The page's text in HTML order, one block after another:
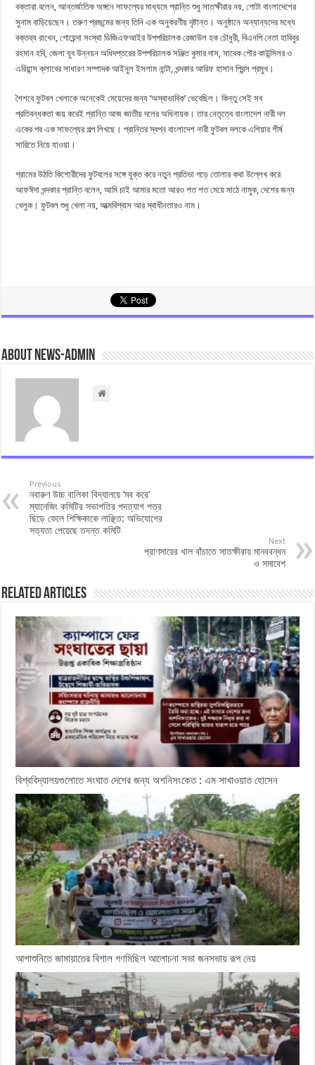
বক্তারা বলেন, আন্তর্জাতিক অঙ্গনে সাফল্যের মাধ্যমে প্রান্তি শুধু সাতক্ষীরার নয়, গোটা বাংলাদেশের
সুনাম বাড়িয়েছেন। তরুণ প্রজন্মের জন্য তিনি এক অনুকরণীয় দৃষ্টান্ত। অনুষ্ঠানে অন্যান্যদের মধ্যে
বক্তব্য রাখেন, গোয়েন্দা সংস্থা ডিজিএফআইর উপপরিচালক রেজাউল হক চৌধুরী, বিএনপি নেতা হাবিবুর
রহমান হবি, জেলা যুব উন্নয়ন অধিদপ্তরের উপপরিচালক সঞ্জিত কুমার দাস, সাবেক পৌর কাউন্সিলর ও
এরিয়ান্স ক্লাবের সাধারণ সম্পাদক আইনুল ইসলাম নান্টা, খন্দকার আরিফ হাসান প্রিন্স প্রমুখ।
শৈশবে ফুটবল খেলাকে অনেকেই মেয়েদের জন্য ‘অস্বাভাবিক’ ভেবেছিল। কিন্তু সেই সব
প্রতিবন্ধকতা জয় করেই প্রান্তি আজ জাতীয় দলের অধিনায়ক। তার নেতৃত্বে বাংলাদেশ নারী দল
একের পর এক সাফল্যের গল্প লিখছে। প্রান্তির স্বপ্ন বাংলাদেশ নারী ফুটবল দলকে এশিয়ার শীর্ষ
সারিতে নিয়ে যাওয়া।
গ্রামের উঠতি কিশোরীদের ফুটবলের সঙ্গে যুক্ত করে নতুন প্রতিভা গড়ে তোলার কথা উল্লেখ করে
আফঈদা খন্দকার প্রান্তি বলেন, আমি চাই আমার মতো আরও শত শত মেয়ে মাঠে নামুক, দেশের জন্য
খেলুক। ফুটবল শুধু খেলা নয়, আত্মবিশ্বাস আর স্বাধীনতারও নাম।
About news-admin
Previous
নবারুণ উচ্চ বালিকা বিদ্যালয়ে ‘মব করে’
ম্যানেজিং কমিটির সভাপতির পদত্যাগ পত্র
ছিড়ে ফেলে শিক্ষিকাকে লাঞ্ছিত: অভিযোগের
সত্যতা পেয়েছে তদন্ত কমিটি
Next
প্রাণসায়ের খাল বাঁচাতে সাতক্ষীরায় মানববন্ধন
ও সমাবেশ
Related Articles
বিশ্ববিদ্যালয়গুলোতে সংঘাত দেশের জন্য অশনিসংকেত : এম সাখাওয়াত হোসেন
আশাশুনিতে জামায়াতের বিশাল গণমিছিল আলোচনা সভা জনসভায় রূপ নেয়